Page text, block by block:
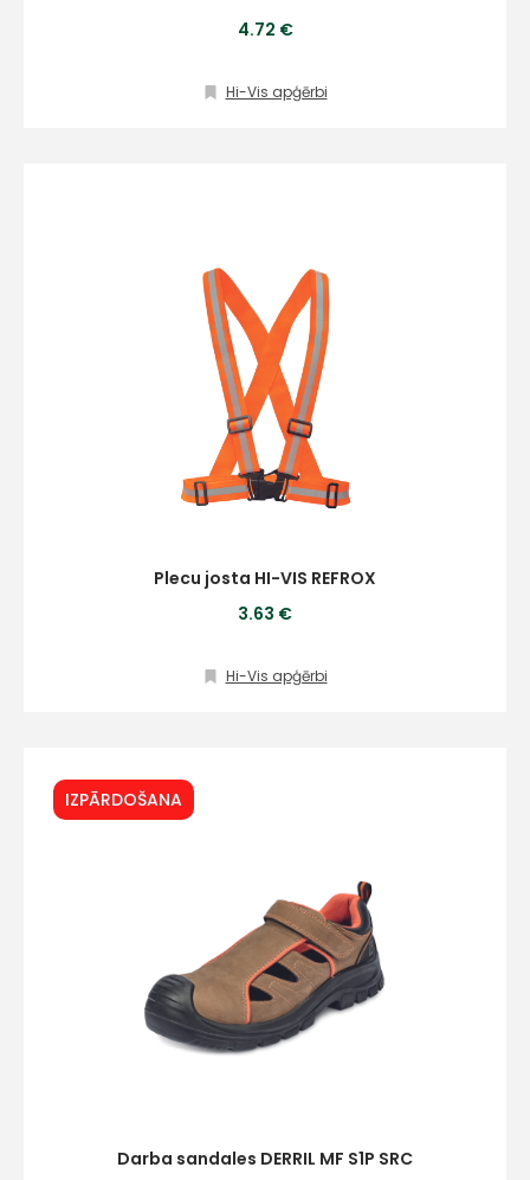
4.72 €
Hi-Vis apģērbi
Plecu josta HI-VIS REFROX
3.63 €
Hi-Vis apģērbi
IZPĀRDOŠANA
Darba sandales DERRIL MF S1P SRC